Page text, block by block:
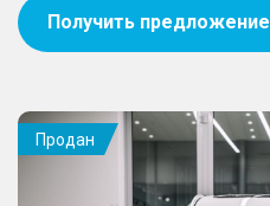
Получить предложение
Продан